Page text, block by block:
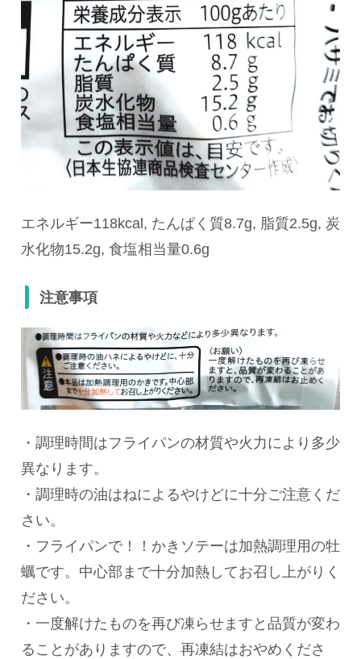
エネルギー118kcal, たんぱく質8.7g, 脂質2.5g, 炭
水化物15.2g, 食塩相当量0.6g
注意事項
・調理時間はフライパンの材質や火力により多少
異なります。
・調理時の油はねによるやけどに十分ご注意くだ
さい。
・フライパンで！！かきソテーは加熱調理用の牡
蠣です。中心部まで十分加熱してお召し上がりく
ださい。
・一度解けたものを再び凍らせますと品質が変わ
ることがありますので、再凍結はおやめくださ